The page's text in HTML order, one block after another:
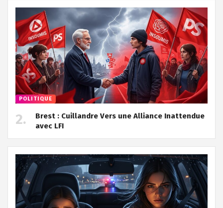
POLITIQUE
Brest : Cuillandre Vers une Alliance Inattendue
avec LFI